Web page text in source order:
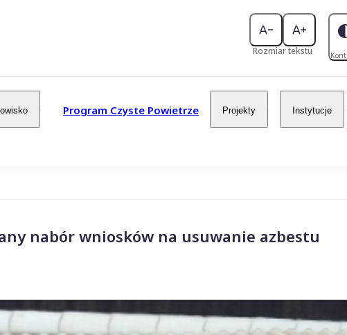
Rozmiar tekstu
Program Czyste Powietrze Projekty Instytucje
nabór wniosków na usuwanie azbestu